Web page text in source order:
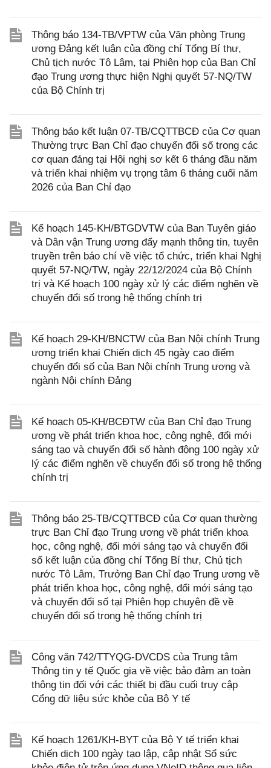
Thông báo 134-TB/VPTW của Văn phòng Trung
ương Đảng kết luận của đồng chí Tổng Bí thư,
Chủ tịch nước Tô Lâm, tại Phiên họp của Ban Chỉ
đạo Trung ương thực hiện Nghị quyết 57-NQ/TW
của Bộ Chính trị
Thông báo kết luận 07-TB/CQTTBCĐ của Cơ quan
Thường trực Ban Chỉ đạo chuyển đổi số trong các
cơ quan đảng tại Hội nghị sơ kết 6 tháng đầu năm
và triển khai nhiệm vụ trọng tâm 6 tháng cuối năm
2026 của Ban Chỉ đạo
Kế hoạch 145-KH/BTGDVTW của Ban Tuyên giáo
và Dân vận Trung ương đẩy mạnh thông tin, tuyên
truyền trên báo chí về việc tổ chức, triển khai Nghị
quyết 57-NQ/TW, ngày 22/12/2024 của Bộ Chính
trị và Kế hoạch 100 ngày xử lý các điểm nghẽn về
chuyển đổi số trong hệ thống chính trị
Kế hoạch 29-KH/BNCTW của Ban Nội chính Trung
ương triển khai Chiến dịch 45 ngày cao điểm
chuyển đổi số của Ban Nội chính Trung ương và
ngành Nội chính Đảng
Kế hoạch 05-KH/BCĐTW của Ban Chỉ đạo Trung
ương về phát triển khoa học, công nghệ, đổi mới
sáng tạo và chuyển đổi số hành động 100 ngày xử
lý các điểm nghẽn về chuyển đổi số trong hệ thống
chính trị
Thông báo 25-TB/CQTTBCĐ của Cơ quan thường
trực Ban Chỉ đạo Trung ương về phát triển khoa
học, công nghệ, đổi mới sáng tạo và chuyển đổi
số kết luận của đồng chí Tổng Bí thư, Chủ tịch
nước Tô Lâm, Trưởng Ban Chỉ đạo Trung ương về
phát triển khoa học, công nghệ, đổi mới sáng tạo
và chuyển đổi số tại Phiên họp chuyên đề về
chuyển đổi số trong hệ thống chính trị
Công văn 742/TTYQG-DVCDS của Trung tâm
Thông tin y tế Quốc gia về việc bảo đảm an toàn
thông tin đối với các thiết bị đầu cuối truy cập
Cổng dữ liệu sức khỏe của Bộ Y tế
Kế hoạch 1261/KH-BYT của Bộ Y tế triển khai
Chiến dịch 100 ngày tạo lập, cập nhật Sổ sức